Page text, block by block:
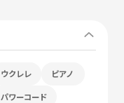
ウクレレ ピアノ
パワーコード